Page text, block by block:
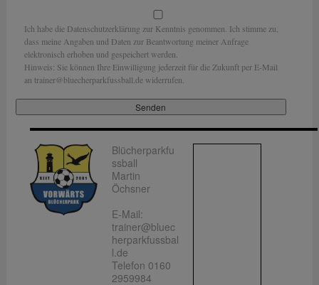
Ich habe die Datenschutzerklärung zur Kenntnis genommen. Ich stimme zu,
dass meine Angaben und Daten zur Beantwortung meiner Anfrage
elektronisch erhoben und gespeichert werden.
Hinweis: Sie können Ihre Einwilligung jederzeit für die Zukunft per E-Mail
an trainer@bluecherparkfussball.de widerrufen.
Blücherparkfu
ssball
Martin
Öchsner
E-Mail:
trainer@bluec
herparkfussbal
l.de
Telefon 0160
2959984